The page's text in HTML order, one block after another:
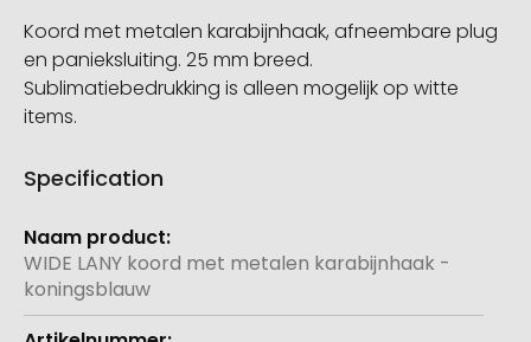
Koord met metalen karabijnhaak, afneembare plug
en panieksluiting. 25 mm breed.
Sublimatiebedrukking is alleen mogelijk op witte
items.
Specification
Meer
informatie
WIDE LANY koord met metalen karabijnhaak -
koningsblauw